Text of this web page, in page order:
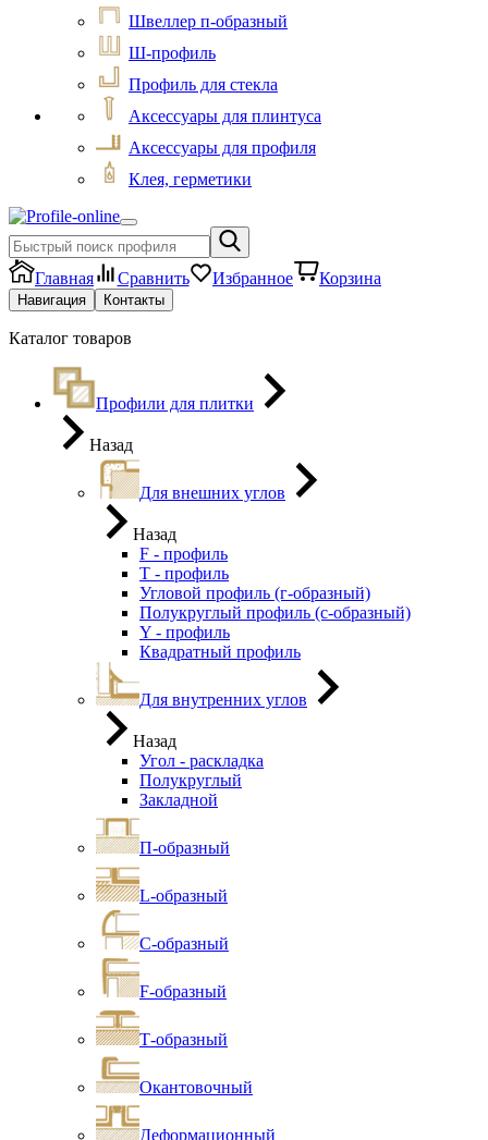
Швеллер п-образный
Ш-профиль
Профиль для стекла
Аксессуары для плинтуса
Аксессуары для профиля
Клея, герметики
Главная Сравнить Избранное Корзина
Навигация Контакты
Каталог товаров
Профили для плитки
Назад
Для внешних углов
Назад
F - профиль
Т - профиль
Угловой профиль (г-образный)
Полукруглый профиль (с-образный)
Y - профиль
Квадратный профиль
Для внутренних углов
Назад
Угол - раскладка
Полукруглый
Закладной
П-образный
L-образный
С-образный
F-образный
Т-образный
Окантовочный
Деформационный